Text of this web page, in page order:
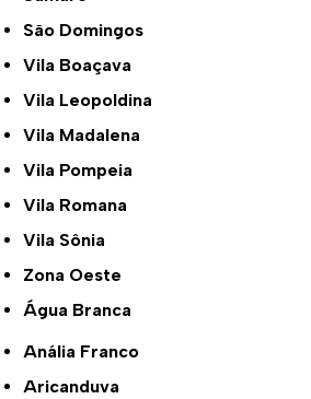
São Domingos
Vila Boaçava
Vila Leopoldina
Vila Madalena
Vila Pompeia
Vila Romana
Vila Sônia
Zona Oeste
Água Branca
Anália Franco
Aricanduva